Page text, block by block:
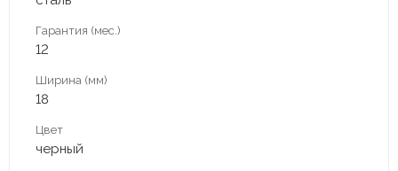
Гарантия (мес.)
12
Ширина (мм)
18
Цвет
черный